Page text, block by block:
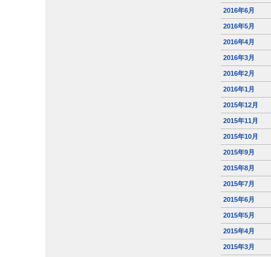
2016年6月
2016年5月
2016年4月
2016年3月
2016年2月
2016年1月
2015年12月
2015年11月
2015年10月
2015年9月
2015年8月
2015年7月
2015年6月
2015年5月
2015年4月
2015年3月